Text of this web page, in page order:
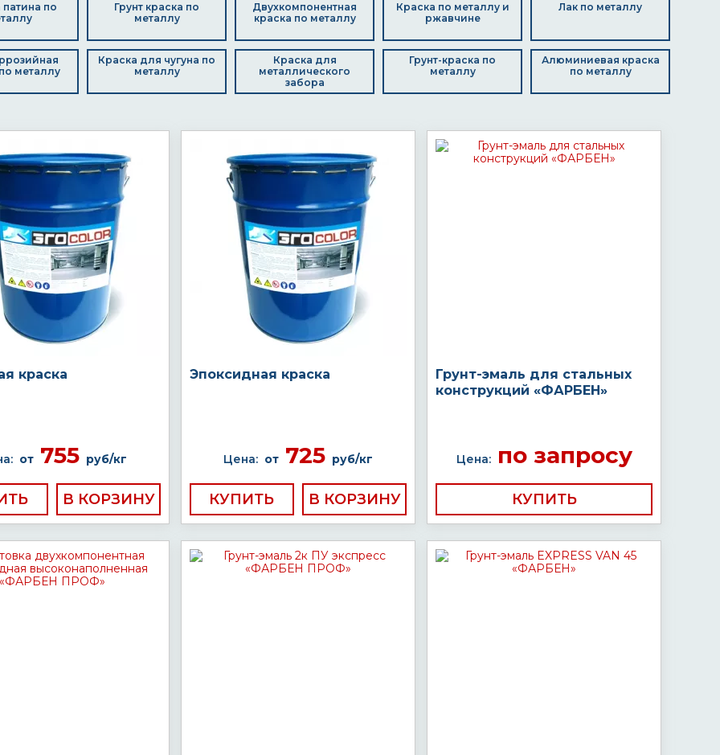
патина по
Грунт краска по
металлу
Двухкомпонентная
краска по металлу
Краска по металлу и
ржавчине
Лак по металлу
металлу
Краска для чугуна по
металлу
Краска для
металлического
забора
Грунт-краска по
металлу
Алюминиевая краска
по металлу
краска
от755 руб/кг
Эпоксидная краска
Цена: от 725 руб/кг
КУПИТЬ
Грунт-эмаль для стальных
конструкций «ФАРБЕН»
Цена:по запросу
КУПИТЬ